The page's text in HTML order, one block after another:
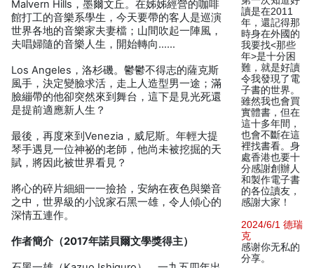
Malvern Hills，墨爾文丘。在姊姊經營的咖啡
館打工的音樂系學生，今天要帶的客人是巡演
世界各地的音樂家夫妻檔；山間吹起一陣風，
夫唱婦隨的音樂人生，開始轉向……
Los Angeles，洛杉磯。鬱鬱不得志的薩克斯
風手，決定變臉求活，走上人造型男一途；滿
臉繃帶的他卻突然來到舞台，這下是見光死還
是提前適應新人生？
最後，再度來到Venezia，威尼斯。年輕大提
琴手遇見一位神祕的老師，他尚未被挖掘的天
賦，將因此被世界看見？
將心的碎片細細一一撿拾，安納在夜色與樂音
之中，世界級的小說家石黑一雄，令人傾心的
深情五連作。
作者簡介（2017年諾貝爾文學獎得主）
讀是在2011
年，還記得那
時身在外國的
我要找<那些
年>是十分困
難，就是好讀
令我發現了電
子書的世界。
雖然我也會買
實體書，但在
這十多年間，
也會不斷在這
裡找書看。身
處香港也要十
分感謝創辦人
和製作電子書
的各位讀友，
感謝大家！
2024/6/1 德瑞
克
感谢你无私的
分享。